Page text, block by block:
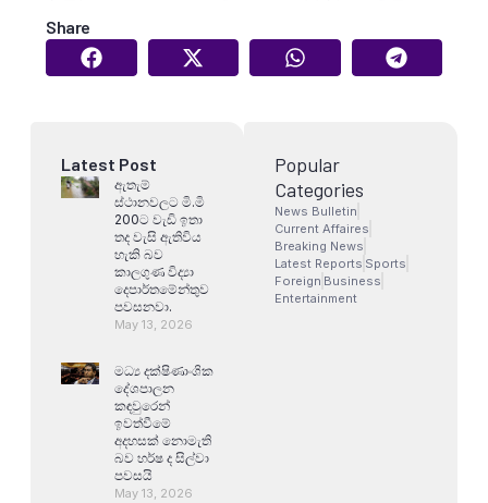
Share
Latest Post
ඇතැම්
ස්ථානවලට මි.මි
200ට වැඩි ඉතා
තද වැසි ඇතිවිය
හැකි බව
කාලගුණ විද්‍යා
දෙපාර්තමේන්තුව
පවසනවා.
May 13, 2026
මධ්‍ය දක්ෂිණාංශික
දේශපාලන
කඳවුරෙන්
ඉවත්වීමේ
අදහසක් නොමැති
බව හර්ෂ ද සිල්වා
පවසයි
May 13, 2026
Popular
Categories
News Bulletin
Current Affaires
Breaking News
Latest Reports Sports
Foreign Business
Entertainment